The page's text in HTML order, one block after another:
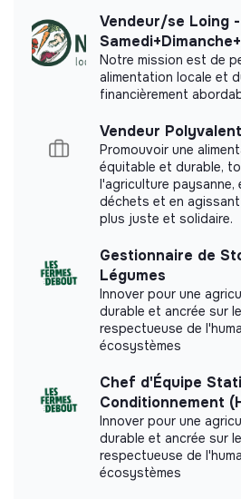
Le bien être de nos
priorité: équilibre temps de
moments festifs 🥳, prise en
transport (y compris mobilités
sur les achats en magasin 🛒,
partie de la mutuelle 🩺, prime
d’intéressement 🏆…
Pour en savoir plus sur notre
notre site internet
Lieu : Paris 20ème
Ce poste est un CDI sur une
de travailler les WE.
Salaire selon expérience, le
de rémunération variable.
Si le poste te parle et que tu te
Toutbonneur.se, contacte
Le mot de la fin ? Nous avons
développement qui
Impact study
TOUTBON did not yet
measurement.
Labels and certifications
labels or certifications that it
Documents
Did not yet add a
Vendeur/se Loing -
Notre mission est de
alimentation locale et
financièrement
Vendeur
Promouvoir une
équitable et durable,
l'agriculture paysanne,
déchets et en
plus juste et solidaire.
Gestionnaire de
Légumes
Innover pour une
durable et ancrée sur
respectueuse de
écosystèmes
Chef d'Équipe
Conditionnement
Innover pour une
durable et ancrée sur
respectueuse de
écosystèmes